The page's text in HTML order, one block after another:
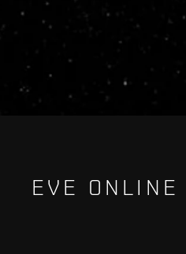
EVE ONLINE